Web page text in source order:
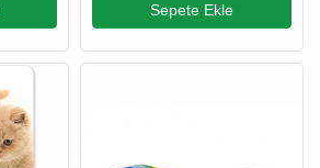
Sepete Ekle